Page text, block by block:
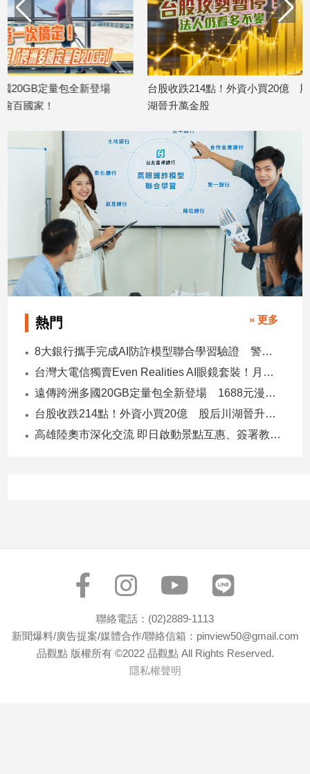
影
推
薦
科
技/
遊
戲
音
專
區
作
媒
體
投
台股收跌214點！外資小買20億 股后川
湖晉升萬金股
美國運通耀金卡全
熱門 » 更多
8大銀行攜手完成AI防詐模型聯合學習驗證 警示帳戶準確度提升2倍
台灣大電信獨賣Even Realities AI眼鏡套裝！月付1399元 專案價3990
遠傳跨洲多國20GB定量包全新登場 1688元漫遊逾百國家！
台股收跌214點！外資小買20億 股后川湖晉升萬金股
高雄陸奧市深化交流 即日啟動景點互惠、簽署教育合作MOU
聯絡電話：(02)2889-1113
新聞爆料/廣告提案/媒體合作/聯絡信箱：pinview50@gmail.com
品觀點 版權所有 ©2022 品觀點 All Rights Reserved.
隱私權聲明